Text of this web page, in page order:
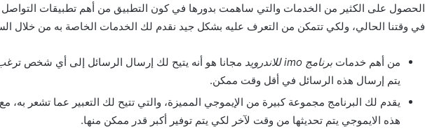
الحصول على الكثير من الخدمات والتي ساهمت بدورها في كون التطبيق من أهم تطبيقات التواصل
في وقتنا الحالي، ولكي تتمكن من التعرف عليه بشكل جيد نقدم لك الخدمات الخاصة به من خلال
من أهم خدمات برنامج imo للاندرويد
مجانا هو أنه يتيح لك إرسال الرسائل إلى أي شخص
يتم إرسال هذه الرسائل في أقل وقت ممكن.
يقدم لك البرنامج مجموعة كبيرة من الإيموجي المميزة، والتي تتيح لك التعبير عما تشعر به،
هذه الايموجي يتم تحديثها من وقت لآخر لكي يتم توفير أكبر قدر ممكن منها.